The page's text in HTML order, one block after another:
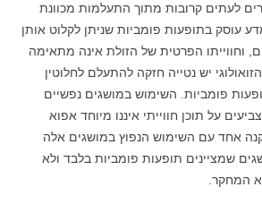
לעתים קרובות מתוך התעלמות מכוונת
עוסק בתופעות פומביות שניתן לקלוט אותן
וחווייתו הפרטית של הזולת אינה מתאימה
יש נטייה חזקה להתעלם לחלוטין
פומביות. השימוש במושגים נפשיים
על תוכן חווייתי איננו מיוחד אפוא
אחד עם השימוש הנפוץ במושגים אלה
שמציינים תופעות פומביות בלבד ולא
המחקר.